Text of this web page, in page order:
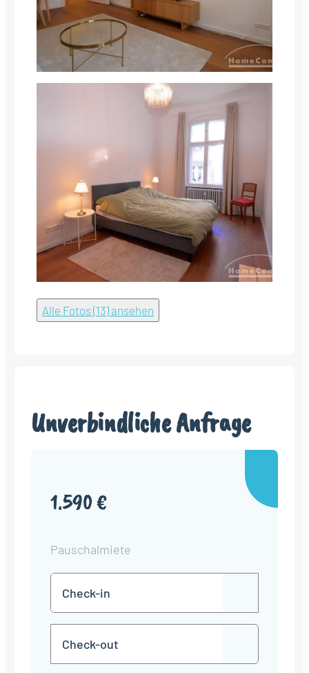
Alle Fotos (13) ansehen
Unverbindliche Anfrage
1.590 €
Pauschalmiete
in
TT
Punkt
MM
JJJJ
TT
Punkt